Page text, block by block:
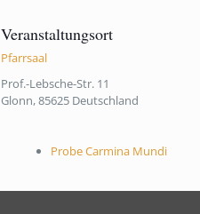
Veranstaltungsort
Pfarrsaal
Prof.-Lebsche-Str. 11
Glonn,85625 Deutschland
Probe Carmina Mundi